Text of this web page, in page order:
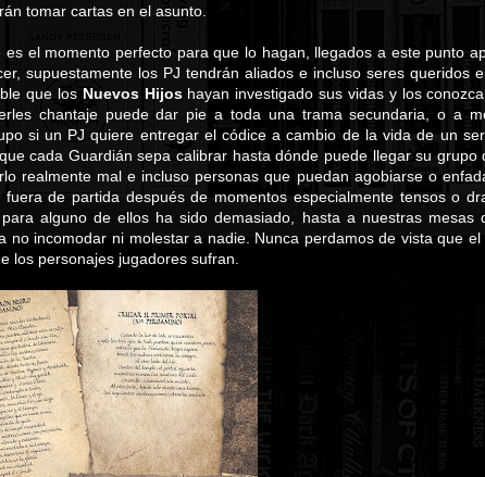
tomar cartas en el asunto.
es el momento perfecto para que lo hagan, llegados a este punto
supuestamente los PJ tendrán aliados e incluso seres queridos
que los Nuevos Hijoshayan investigado sus vidas y los
chantaje puede dar pie a toda una trama secundaria, o a
si un PJ quiere entregar el códice a cambio de la vida de un
cada Guardián sepa calibrar hasta dónde puede llegar su grupo
realmente mal e incluso personas que puedan agobiarse o
de partida después de momentos especialmente tensos o
alguno de ellos ha sido demasiado, hasta a nuestras mesas
no incomodar ni molestar a nadie. Nunca perdamos de vista que
los personajes jugadores sufran.